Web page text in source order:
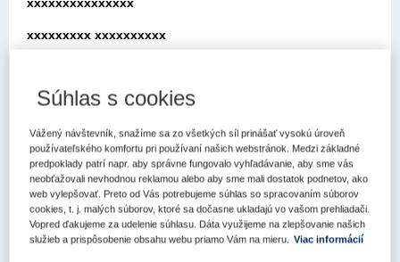
xxxxxxxxx xxxxxxxxxx
xxxxxxxxxxx xxxxxxxxxx
xxx xxxxxxxxxx xxx xx xxxxxxxx xx xxxx xxx xxxxxxé
obstarávanie (ďalej len „úrad“) so žiadosťou o metodické
usmernenie k aplikácii zákona č. 343/2015 Z.z. o verejnom
obstarávaní a o zmene a doplnení nxxxxxxxxx xxxxxxx x xxxxx
xxxxxxxxxx xxxxxxxxx xxxxxx xxx xxxxxx x xxxxxxxx
xxxxxxxxxxxxxx
Súhlas s cookies
Vážený návštevník, snažíme sa zo všetkých síl prinášať vysokú úroveň
používateľského komfortu pri používaní našich webstránok. Medzi základné
predpoklady patrí napr. aby správne fungovalo vyhľadávanie, aby sme vás
neobťažovali nevhodnou reklamou alebo aby sme mali dostatok podnetov, ako
web vylepšovať. Preto od Vás potrebujeme súhlas so spracovaním súborov
cookies, t. j. malých súborov, ktoré sa dočasne ukladajú vo vašom prehliadači.
Vopred ďakujeme za udelenie súhlasu. Dáta využijeme na zlepšovanie našich
služieb a prispôsobenie obsahu webu priamo Vám na mieru.
Viac informácií